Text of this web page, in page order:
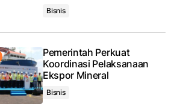
Bisnis
Pemerintah Perkuat
Koordinasi Pelaksanaan
Ekspor Mineral
Bisnis